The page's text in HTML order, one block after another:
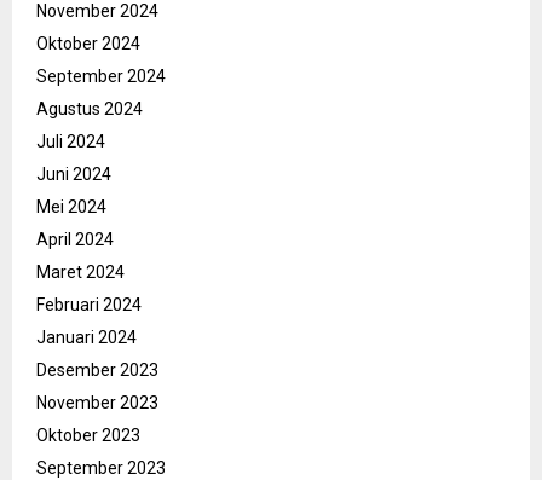
November 2024
Oktober 2024
September 2024
Agustus 2024
Juli 2024
Juni 2024
Mei 2024
April 2024
Maret 2024
Februari 2024
Januari 2024
Desember 2023
November 2023
Oktober 2023
September 2023